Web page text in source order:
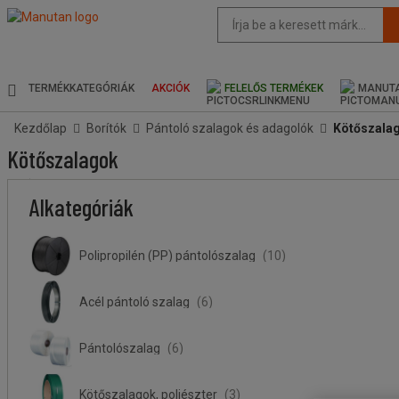
oldal
és
keresési
előzmények
menü
TERMÉKKATEGÓRIÁK AKCIÓK FELELŐS TERMÉKEK
Kezdőlap Borítók Pántoló szalagok és adagolók
Kötőszalagok
Alkategóriák
Polipropilén (PP) pántolószalag (10)
Acél pántoló szalag (6)
Pántolószalag (6)
Kötőszalagok, poliészter (3)
köteg
köteg
(mm)
(m)